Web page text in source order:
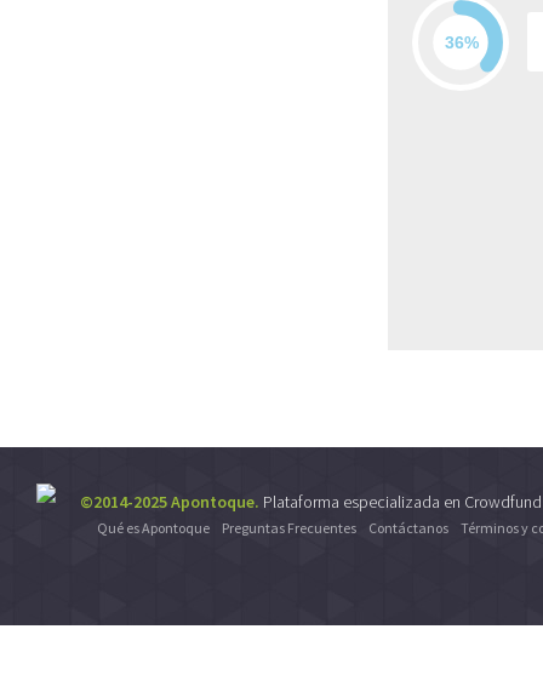
©2014-2025 Apontoque. Plataforma especializada en
Qué es Apontoque Preguntas Frecuentes Contáctanos Términos y